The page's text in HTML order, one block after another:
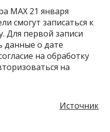
MAX 21 января
смогут записаться к
Для первой записи
данные о дате
на обработку
на
Источник